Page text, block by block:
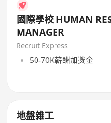
國際學校 HUMAN
MANAGER
Recruit Express
50-70K薪酬加獎金
地盤雜工